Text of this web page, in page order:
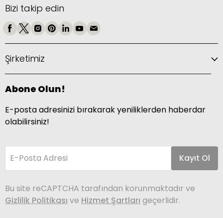
Bizi takip edin
Şirketimiz
Abone Olun!
E-posta adresinizi bırakarak yeniliklerden haberdar
olabilirsiniz!
E-Posta Adresi Kayıt Ol
Bu site reCAPTCHA tarafından korunmaktadır ve
Gizlilik Politikası ve Hizmet Şartları geçerlidir.